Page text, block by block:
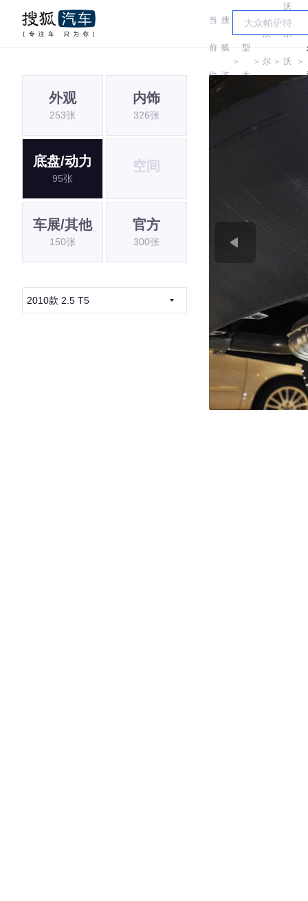
当
前
位
搜
狐
汽
＞
车
型
大
＞
沃
尔 ＞
沃
尔
沃 ＞
外观
253张
内饰
326张
底盘/动力
95张
空间
车展/其他
150张
官方
300张
2010款 2.5 T5